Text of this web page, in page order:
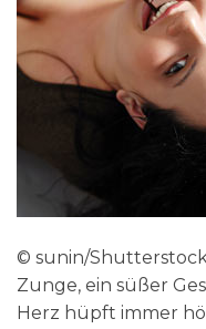
© sunin/
Zunge, ein süßer
Herz hüpft immer